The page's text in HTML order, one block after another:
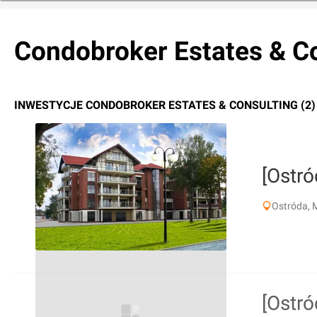
Condobroker Estates &
INWESTYCJE CONDOBROKER ESTATES & CONSULTING (2)
Ostróda,